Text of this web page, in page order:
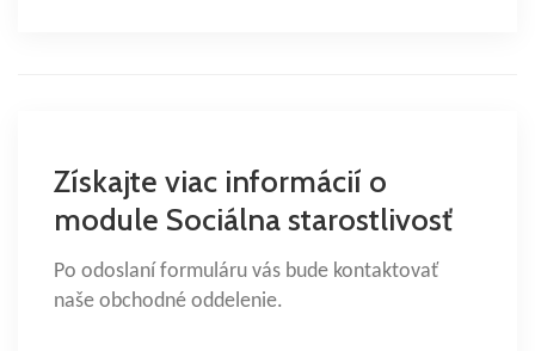
Získajte viac informácií o
module Sociálna starostlivosť
Po odoslaní formuláru vás bude kontaktovať
naše obchodné oddelenie.